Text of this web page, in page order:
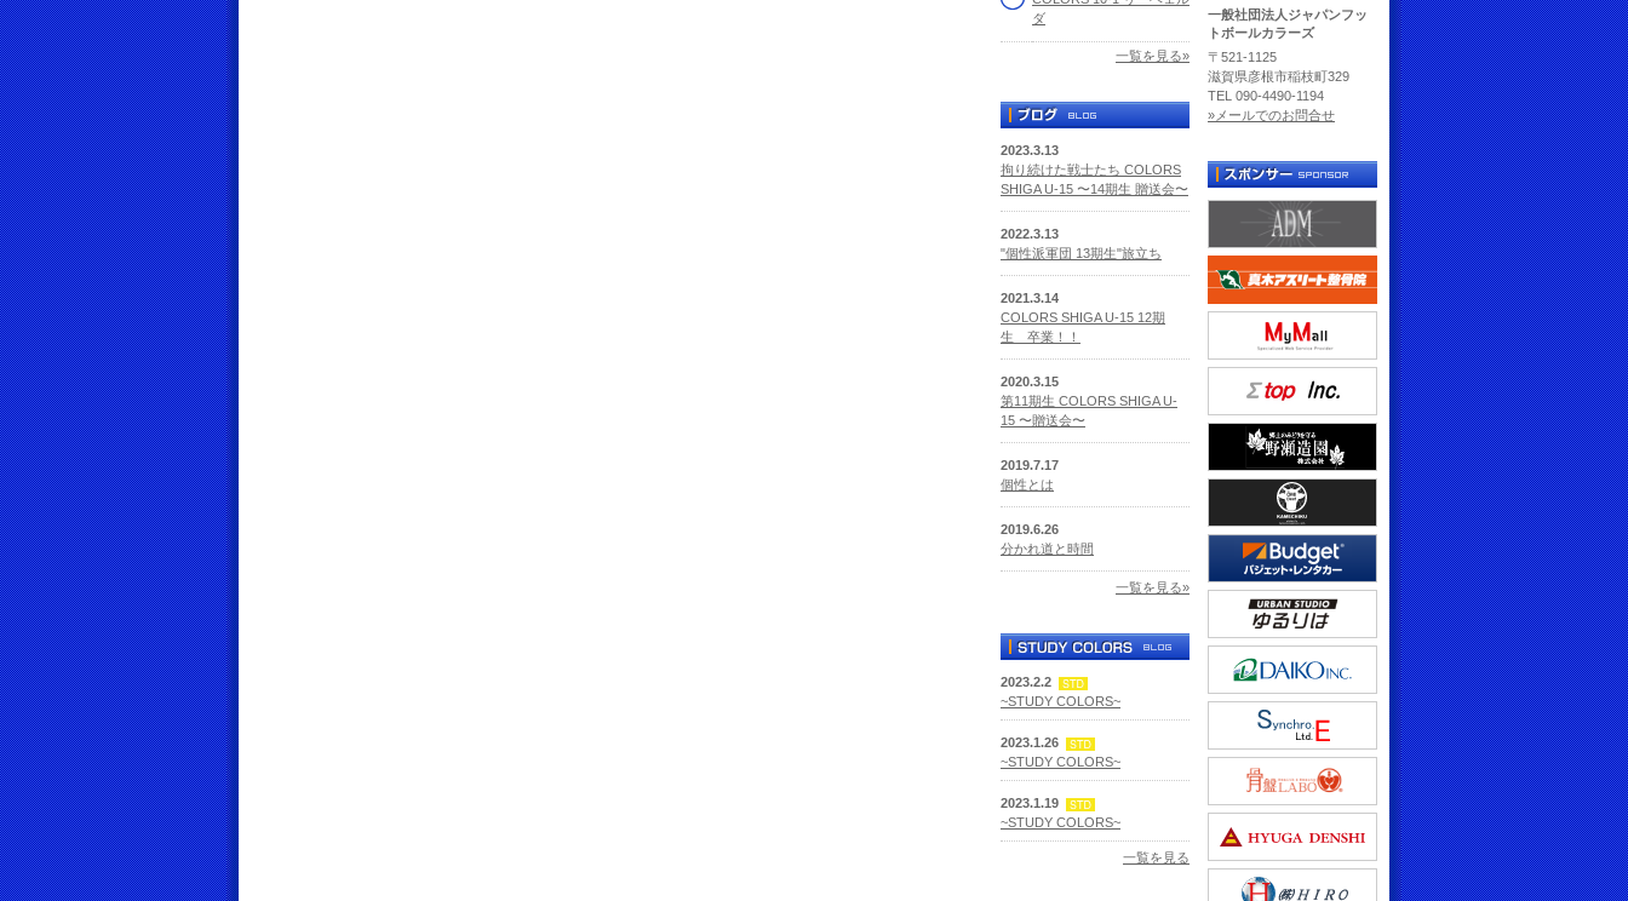
ダ
一覧を見る»
2023.3.13
拘り続けた戦士たち COLORS
SHIGA U-15 〜14期生 贈送会〜
2022.3.13
"個性派軍団 13期生"旅立ち
2021.3.14
COLORS SHIGA U-15 12期
生 卒業！！
2020.3.15
第11期生 COLORS SHIGA U-
15 〜贈送会〜
2019.7.17
個性とは
2019.6.26
分かれ道と時間
一覧を見る»
2023.2.2
~STUDY COLORS~
2023.1.26
~STUDY COLORS~
2023.1.19
~STUDY COLORS~
一覧を見る
一般社団法人ジャパンフッ
トボールカラーズ
〒521-1125
滋賀県彦根市稲枝町329
TEL 090-4490-1194
»メールでのお問合せ